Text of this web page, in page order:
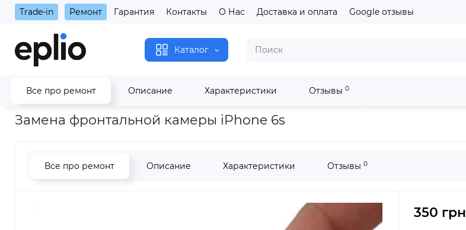
Trade-in Ремонт Гарантия Контакты О Нас Доставка и оплата Google отзывы
Каталог
Все про ремонт Описание Характеристики Отзывы 0
Главная Замена фронтальной камеры iPhone 6s
Замена фронтальной камеры iPhone 6s
Все про ремонт Описание Характеристики Отзывы 0
350 грн